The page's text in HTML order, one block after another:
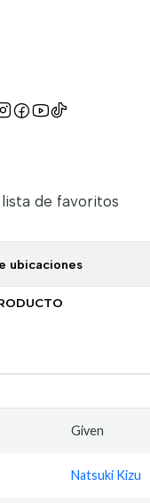
de favoritos
ubicaciones
Given
Natsuki Kizu